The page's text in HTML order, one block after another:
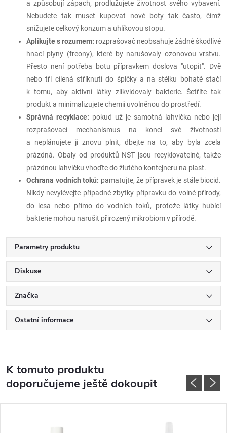
a způsobují zápach, prodlužujete životnost svého vybavení.
Nebudete tak muset kupovat nové boty tak často, čímž
snižujete celkový konzum a uhlíkovou stopu.
Aplikujte s rozumem: rozprašovač neobsahuje žádné škodlivé
hnací plyny (freony), které by narušovaly ozonovou vrstvu.
Přesto není potřeba botu přípravkem doslova "utopit". Dvě
nebo tři cílená stříknutí do špičky a na stélku bohatě stačí
k tomu, aby aktivní látky zlikvidovaly bakterie. Šetříte tak
produkt a minimalizujete chemii uvolněnou do prostředí.
Správná recyklace: pokud už je samotná lahvička nebo její
rozprašovací mechanismus na konci své životnosti
a neplánujete ji znovu plnit, dbejte na to, aby byla zcela
prázdná. Obaly od produktů NST jsou recyklovatelné, takže
prázdnou lahvičku vhoďte do žlutého kontejneru na plast.
Ochrana vodních toků: pamatujte, že přípravek je stále biocid.
Nikdy nevylévejte případné zbytky přípravku do volné přírody,
do lesa nebo přímo do vodních toků, protože látky hubící
bakterie mohou narušit přirozený mikrobiom v přírodě.
Parametry produktu
Diskuse
Značka
Ostatní informace
K tomuto produktu
doporučujeme ještě dokoupit